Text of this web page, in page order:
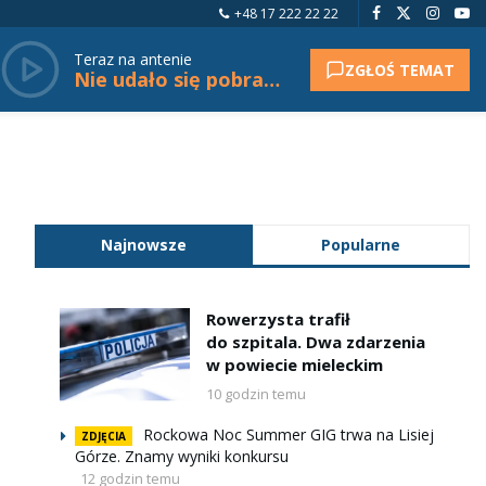
+48 17 222 22 22
Teraz na antenie
Nie udało się pobrać tytułu. ZGŁOŚ TEMAT
Najnowsze Popularne
Rowerzysta trafił
do szpitala. Dwa zdarzenia
w powiecie mieleckim
10 godzin temu
ZDJĘCIA
Rockowa Noc Summer GIG trwa na Lisiej
Górze. Znamy wyniki konkursu
12 godzin temu